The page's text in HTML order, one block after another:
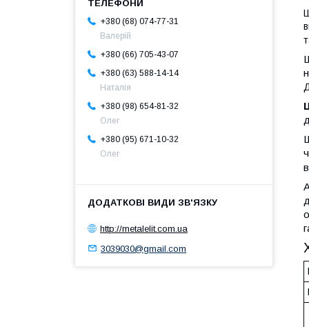
+380 (68) 074-77-31
Валерій
+380 (66) 705-43-07
+380 (63) 588-14-14
Наталія
+380 (98) 654-81-32
Олег
+380 (95) 671-10-32
Олег
http://metalelit.com.ua
3039030@gmail.com